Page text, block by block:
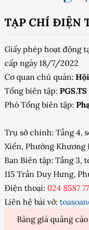
TẠP CHÍ ĐIỆN
Giấy phép hoạt động
cấp ngày 18/7/2022
Cơ quan chủ quản:
Tổng biên tập:
Phó Tổng biên tập:
Trụ sở chính: Tầng 4,
Xiển, Phường Khương
Ban Biên tập: Tầng 3,
115 Trần Duy Hưng,
Điện thoại: 024 8587
Liên hệ bài vở:
Bảng giá quảng